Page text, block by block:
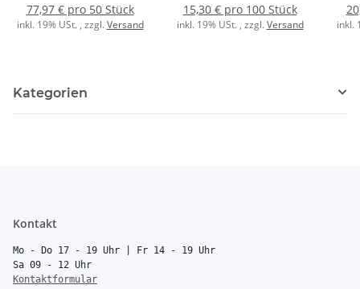
77,97 € pro 50 Stück
inkl. 19% USt. , zzgl.Versand
15,30 € pro 100 Stück
inkl. 19% USt. , zzgl.Versand inkl.
Kategorien
Kontakt
Mo - Do 17 - 19 Uhr | Fr 14 - 19 Uhr
Sa 09 - 12 Uhr
Kontaktformular